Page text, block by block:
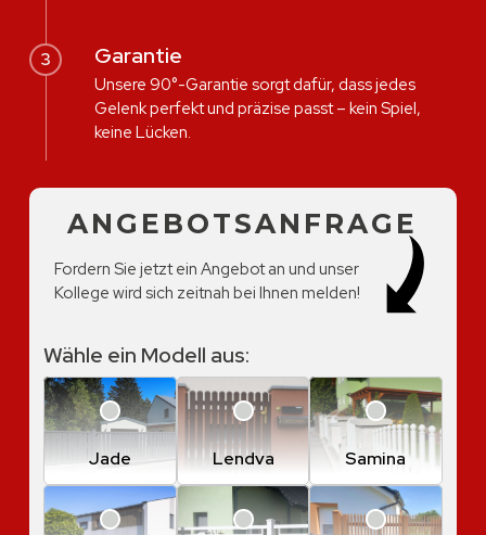
3 Garantie
Unsere 90°-Garantie sorgt dafür, dass jedes
Gelenk perfekt und präzise passt – kein Spiel,
keine Lücken.
ANGEBOTSANFRAGE
Fordern Sie jetzt ein Angebot an und unser
Kollege wird sich zeitnah bei Ihnen melden!
Wähle ein Modell aus:
Jade Lendva Samina